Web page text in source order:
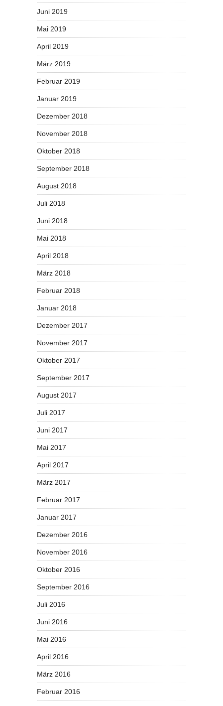
Juni 2019
Mai 2019
April 2019
März 2019
Februar 2019
Januar 2019
Dezember 2018
November 2018
Oktober 2018
September 2018
August 2018
Juli 2018
Juni 2018
Mai 2018
April 2018
März 2018
Februar 2018
Januar 2018
Dezember 2017
November 2017
Oktober 2017
September 2017
August 2017
Juli 2017
Juni 2017
Mai 2017
April 2017
März 2017
Februar 2017
Januar 2017
Dezember 2016
November 2016
Oktober 2016
September 2016
Juli 2016
Juni 2016
Mai 2016
April 2016
März 2016
Februar 2016